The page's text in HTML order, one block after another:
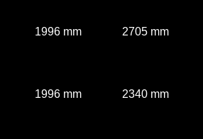
1996 mm 2705 mm
1996 mm 2340 mm